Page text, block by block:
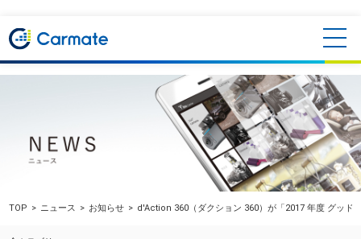
TOP ニュース お知らせ d'Action 360（ダクション 360）が「2017 年度 グッド